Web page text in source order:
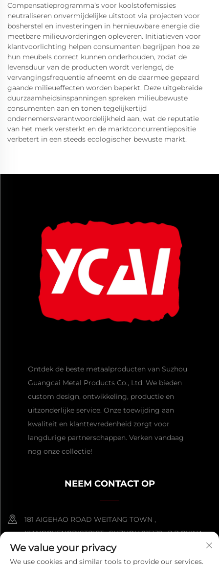
Compensatieprogramma’s voor koolstofemissies
neutraliseren onvermijdelijke uitstoot via projecten voor
bosherstel en investeringen in hernieuwbare energie die
meetbare milieuvorderingen opleveren. Initiatieven voor
klantvoorlichting helpen consumenten begrijpen hoe ze
hun meubels correct kunnen onderhouden, zodat de
levensduur van de producten wordt verlengd, de
vervangingsfrequentie afneemt en de daarmee gepaard
gaande milieueffecten worden beperkt. Deze uitgebreide
duurzaamheidsinspanningen spreken milieubewuste
consumenten aan en tonen tegelijkertijd
ondernemersverantwoordelijkheid aan, wat de reputatie
van het merk versterkt en de marktconcurrentiepositie
verbetert in een steeds ecologischer bewuste markt.
Ontdek de beste metaalproducten van Suzhou
Guangcai Metal Products Co., Ltd. We bieden
custom design, ontwikkeling, productie en
uitzonderlijke service. Onze toewijding aan
kwaliteit en klanttevredenheid zorgt voor
langdurige partnerschappen. Verken vandaag
nog onze collectie!
NEEM CONTACT OP
181 AIGEHAO ROAD WEITANG TOWN ,
XIANGCHENGDISTRICT , SUZHOU 215132 , P.R.CHINA
+86-152 5000 0863
We value your privacy
We use cookies and similar tools to provide our services.